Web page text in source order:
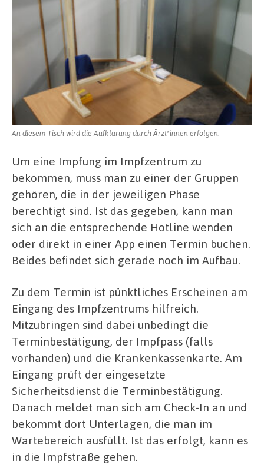
An diesem Tisch wird die Aufklärung durch Ärzt*innen erfolgen.
Um eine Impfung im Impfzentrum zu
bekommen, muss man zu einer der Gruppen
gehören, die in der jeweiligen Phase
berechtigt sind. Ist das gegeben, kann man
sich an die entsprechende Hotline wenden
oder direkt in einer App einen Termin buchen.
Beides befindet sich gerade noch im Aufbau.
Zu dem Termin ist pünktliches Erscheinen am
Eingang des Impfzentrums hilfreich.
Mitzubringen sind dabei unbedingt die
Terminbestätigung, der Impfpass (falls
vorhanden) und die Krankenkassenkarte. Am
Eingang prüft der eingesetzte
Sicherheitsdienst die Terminbestätigung.
Danach meldet man sich am Check-In an und
bekommt dort Unterlagen, die man im
Wartebereich ausfüllt. Ist das erfolgt, kann es
in die Impfstraße gehen.